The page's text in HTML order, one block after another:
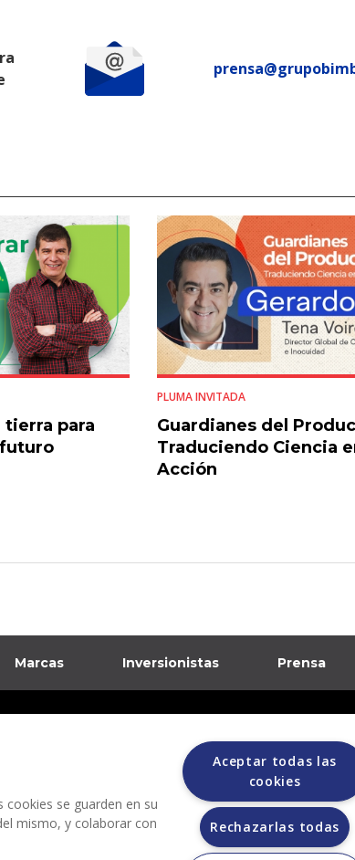
tierra para
PLUMA INVITADA
Guardianes del
Traduciendo Ciencia
Acción
Marcas Inversionistas Prensa
cookies se guarden en su
mismo, y colaborar con
Aceptar todas las
cookies
Rechazarlas todas